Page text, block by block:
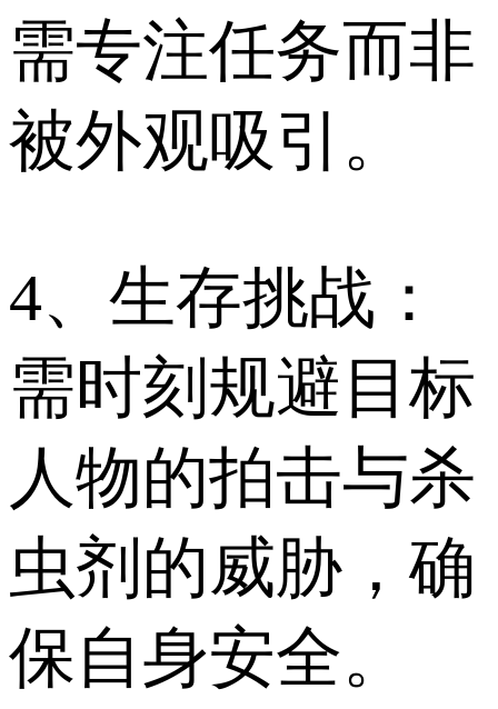
需专注任务而非
被外观吸引。
4、生存挑战：
需时刻规避目标
人物的拍击与杀
虫剂的威胁，确
保自身安全。